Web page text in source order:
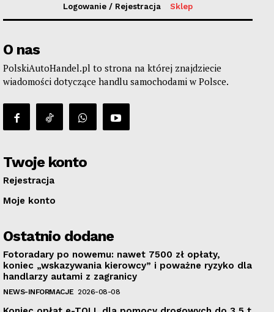
Logowanie / Rejestracja
Sklep
O nas
PolskiAutoHandel.pl to strona na której znajdziecie
wiadomości dotyczące handlu samochodami w Polsce.
Twoje konto
Rejestracja
Moje konto
Ostatnio dodane
Fotoradary po nowemu: nawet 7500 zł opłaty,
koniec „wskazywania kierowcy” i poważne ryzyko dla
handlarzy autami z zagranicy
NEWS-INFORMACJE 2026-08-08